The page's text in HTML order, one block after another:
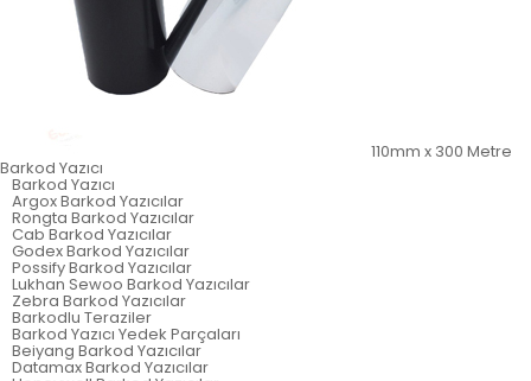
110mm x 300 Metre
Barkod Yazıcı
Barkod Yazıcı
Argox Barkod Yazıcılar
Rongta Barkod Yazıcılar
Cab Barkod Yazıcılar
Godex Barkod Yazıcılar
Possify Barkod Yazıcılar
Lukhan Sewoo Barkod Yazıcılar
Zebra Barkod Yazıcılar
Barkodlu Teraziler
Barkod Yazıcı Yedek Parçaları
Beiyang Barkod Yazıcılar
Datamax Barkod Yazıcılar